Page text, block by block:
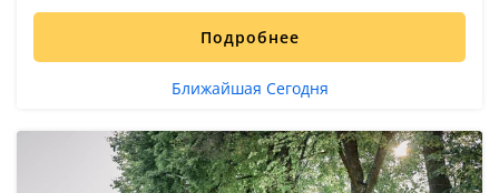
Подробнее
Ближайшая Сегодня